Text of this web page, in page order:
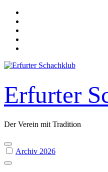
Skip
content
Erfurter
Der Verein mit Tradition
Archiv 2026